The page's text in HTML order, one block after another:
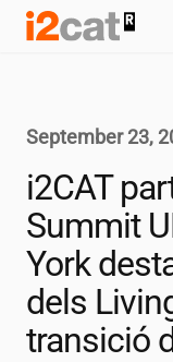
Skip
September 23,
i2CAT
Summit
York
dels
transició